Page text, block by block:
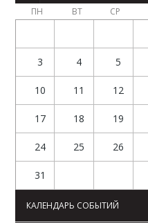
ПН ВТ СР
3 4 5
10 11 12
17 18 19
24 25 26
31
КАЛЕНДАРЬ СОБЫТИЙ